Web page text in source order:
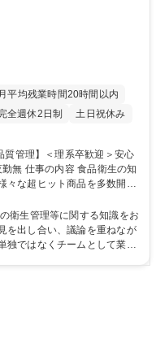
月平均残業時間20時間以内
全週休2日制 土日祝休み
生の知
々な超ヒット商品を多数開発
な商品の計画的な量産に向
】◆管理
レーム調査◆工場巡視業務の
頼対応◆不適合・是正処置の
に/土日祝休み/夜勤無
衛生管理等に関する知識をお
を出し合い、議論を重ねなが
独ではなくチームとして業務
安全・安心」を支える中核